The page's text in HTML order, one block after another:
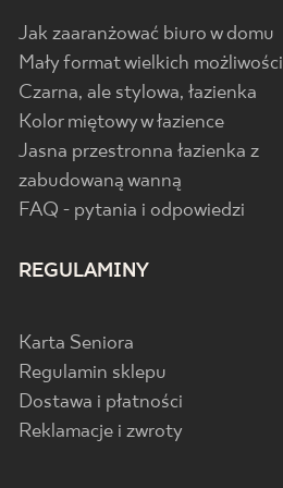
Jak zaaranżować biuro w domu
Mały format wielkich możliwości
Czarna, ale stylowa, łazienka
Kolor miętowy w łazience
Jasna przestronna łazienka z
zabudowaną wanną
FAQ - pytania i odpowiedzi
REGULAMINY
Karta Seniora
Regulamin sklepu
Dostawa i płatności
Reklamacje i zwroty